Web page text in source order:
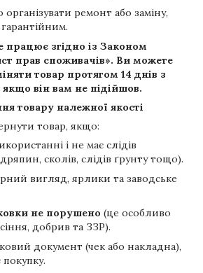
ремонт або заміну,
працює згідно із Законом
прав споживачів». Ви можете
товар протягом 14 днів з
він вам не підійшов.
товару належної якості
товар, якщо:
і не має слідів
сколів, слідів ґрунту тощо).
вигляд, ярлики та заводське
не порушено (це особливо
добрив та ЗЗР).
документ (чек або накладна),